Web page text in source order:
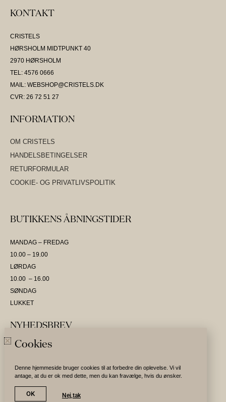
KONTAKT
CRISTELS
HØRSHOLM MIDTPUNKT 40
2970 HØRSHOLM
TEL: 4576 0666
MAIL: WEBSHOP@CRISTELS.DK
CVR: 26 72 51 27
INFORMATION
OM CRISTELS
HANDELSBETINGELSER
RETURFORMULAR
COOKIE- OG PRIVATLIVSPOLITIK
BUTIKKENS ÅBNINGSTIDER
MANDAG – FREDAG
10.00 – 19.00
LØRDAG
10.00 – 16.00
SØNDAG
LUKKET
NYHEDSBREV
Tilmeld nyhedsbrev
Cookies
Denne hjemmeside bruger cookies til at forbedre din oplevelse. Vi vil
antage, at du er ok med dette, men du kan fravælge, hvis du ønsker.
OK Nej,tak